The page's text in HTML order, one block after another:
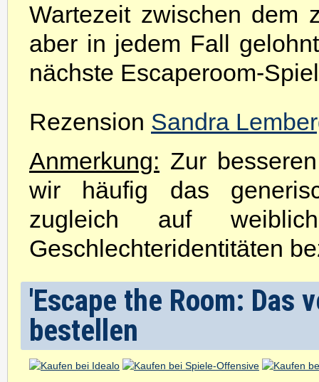
Wartezeit zwischen dem
aber in jedem Fall
nächste Escaperoom-
Rezension Sandra
Anmerkung: Zur
wir häufig das
zugleich auf
Geschlechteridentitäten
'Escape the Room: Das
bestellen